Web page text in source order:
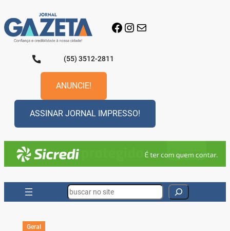
para
o
conteúdo
Facebook
Instagram
E-mail
(55) 3512-2811
ANUNCIE!
ASSINAR JORNAL IMPRESSO!
Search
Geral